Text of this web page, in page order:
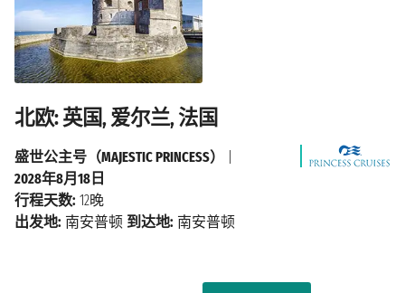
北欧: 英国, 爱尔兰, 法国
盛世公主号（MAJESTIC PRINCESS）
2028年8月18日
行程天数: 12晚
出发地: 南安普顿 到达地: 南安普顿